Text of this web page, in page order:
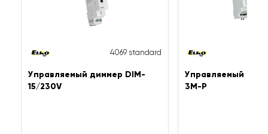
4069 standard
Управляемый диммер DIM-
15/230V
Управляемый
3M-P